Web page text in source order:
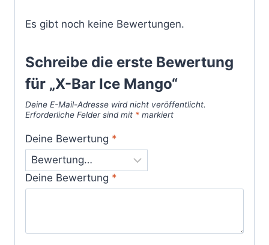
Es gibt noch keine Bewertungen.
Schreibe die erste Bewertung
für „X-Bar Ice Mango“
Deine E-Mail-Adresse wird nicht veröffentlicht.
Erforderliche Felder sind mit * markiert
Deine Bewertung *
Deine Bewertung *